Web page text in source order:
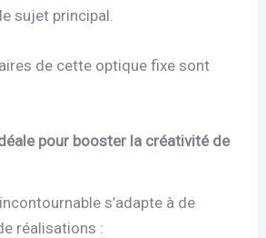
sujet principal.
de cette optique fixe sont
pour booster la créativité de
s’adapte à de
réalisations :